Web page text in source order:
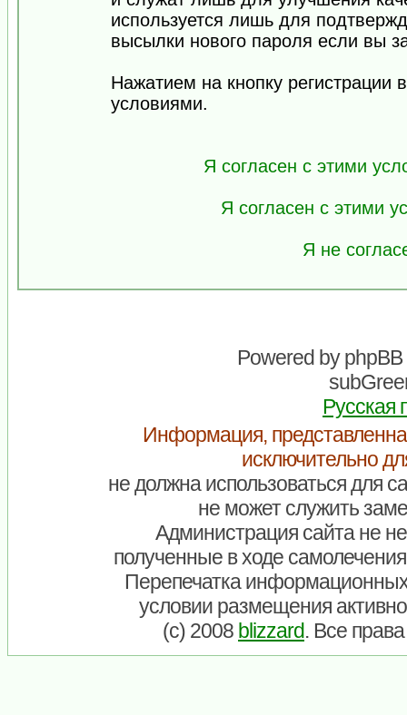
используется лишь для
высылки нового пароля если вы
Нажатием на кнопку регистрации
условиями.
Я согласен с этими
Я согласен с этими
Я не
Powered byphpBB
Русская
Информация,
исключительно
не должна использоваться для
не может служить
Администрация сайта не
полученные в ходе
Перепечатка
условии размещения
(c) 2008 blizzard. Все